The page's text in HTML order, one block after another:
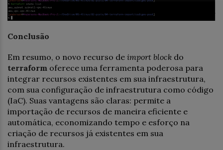
Conclusão
Em resumo, o novo recurso de import block do
terraform oferece uma ferramenta poderosa para
integrar recursos existentes em sua infraestrutura,
com sua configuração de infraestrutura como código
(IaC). Suas vantagens são claras: permite a
importação de recursos de maneira eficiente e
automática, economizando tempo e esforço na
criação de recursos já existentes em sua
infraestrutura.